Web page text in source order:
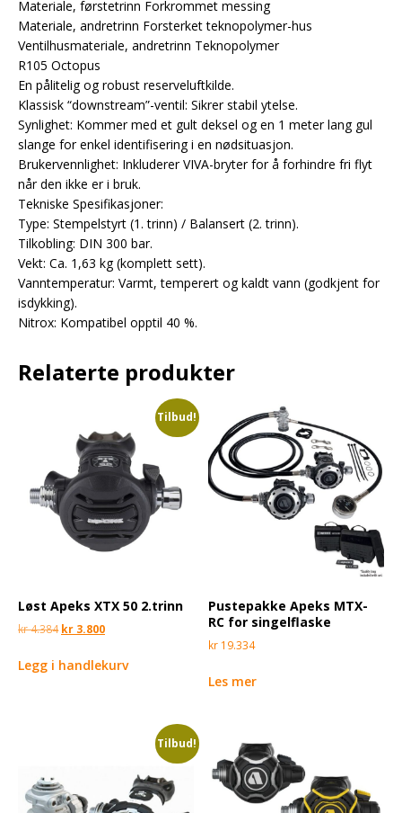
Materiale, førstetrinn Forkrommet messing
Materiale, andretrinn Forsterket teknopolymer-hus
Ventilhusmateriale, andretrinn Teknopolymer
R105 Octopus
En pålitelig og robust reserveluftkilde.
Klassisk “downstream”-ventil: Sikrer stabil ytelse.
Synlighet: Kommer med et gult deksel og en 1 meter lang gul
slange for enkel identifisering i en nødsituasjon.
Brukervennlighet: Inkluderer VIVA-bryter for å forhindre fri flyt
når den ikke er i bruk.
Tekniske Spesifikasjoner:
Type: Stempelstyrt (1. trinn) / Balansert (2. trinn).
Tilkobling: DIN 300 bar.
Vekt: Ca. 1,63 kg (komplett sett).
Vanntemperatur: Varmt, temperert og kaldt vann (godkjent for
isdykking).
Nitrox: Kompatibel opptil 40 %.
Relaterte produkter
Tilbud!
Løst Apeks XTX 50 2.trinn
kr4.384 kr 3.800
Legg i handlekurv
Pustepakke Apeks MTX-
RC for singelflaske
kr 19.334
Les mer
Tilbud!